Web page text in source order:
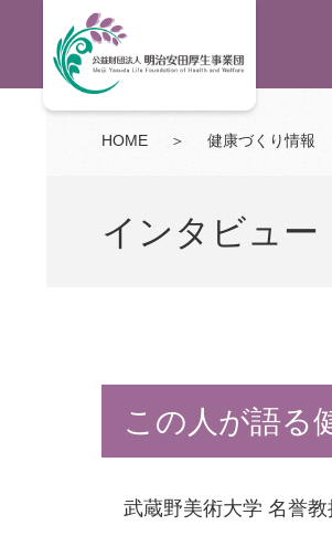
HOME ＞ 健康づくり情報
インタビュー
この人が語
武蔵野美術大学 名誉